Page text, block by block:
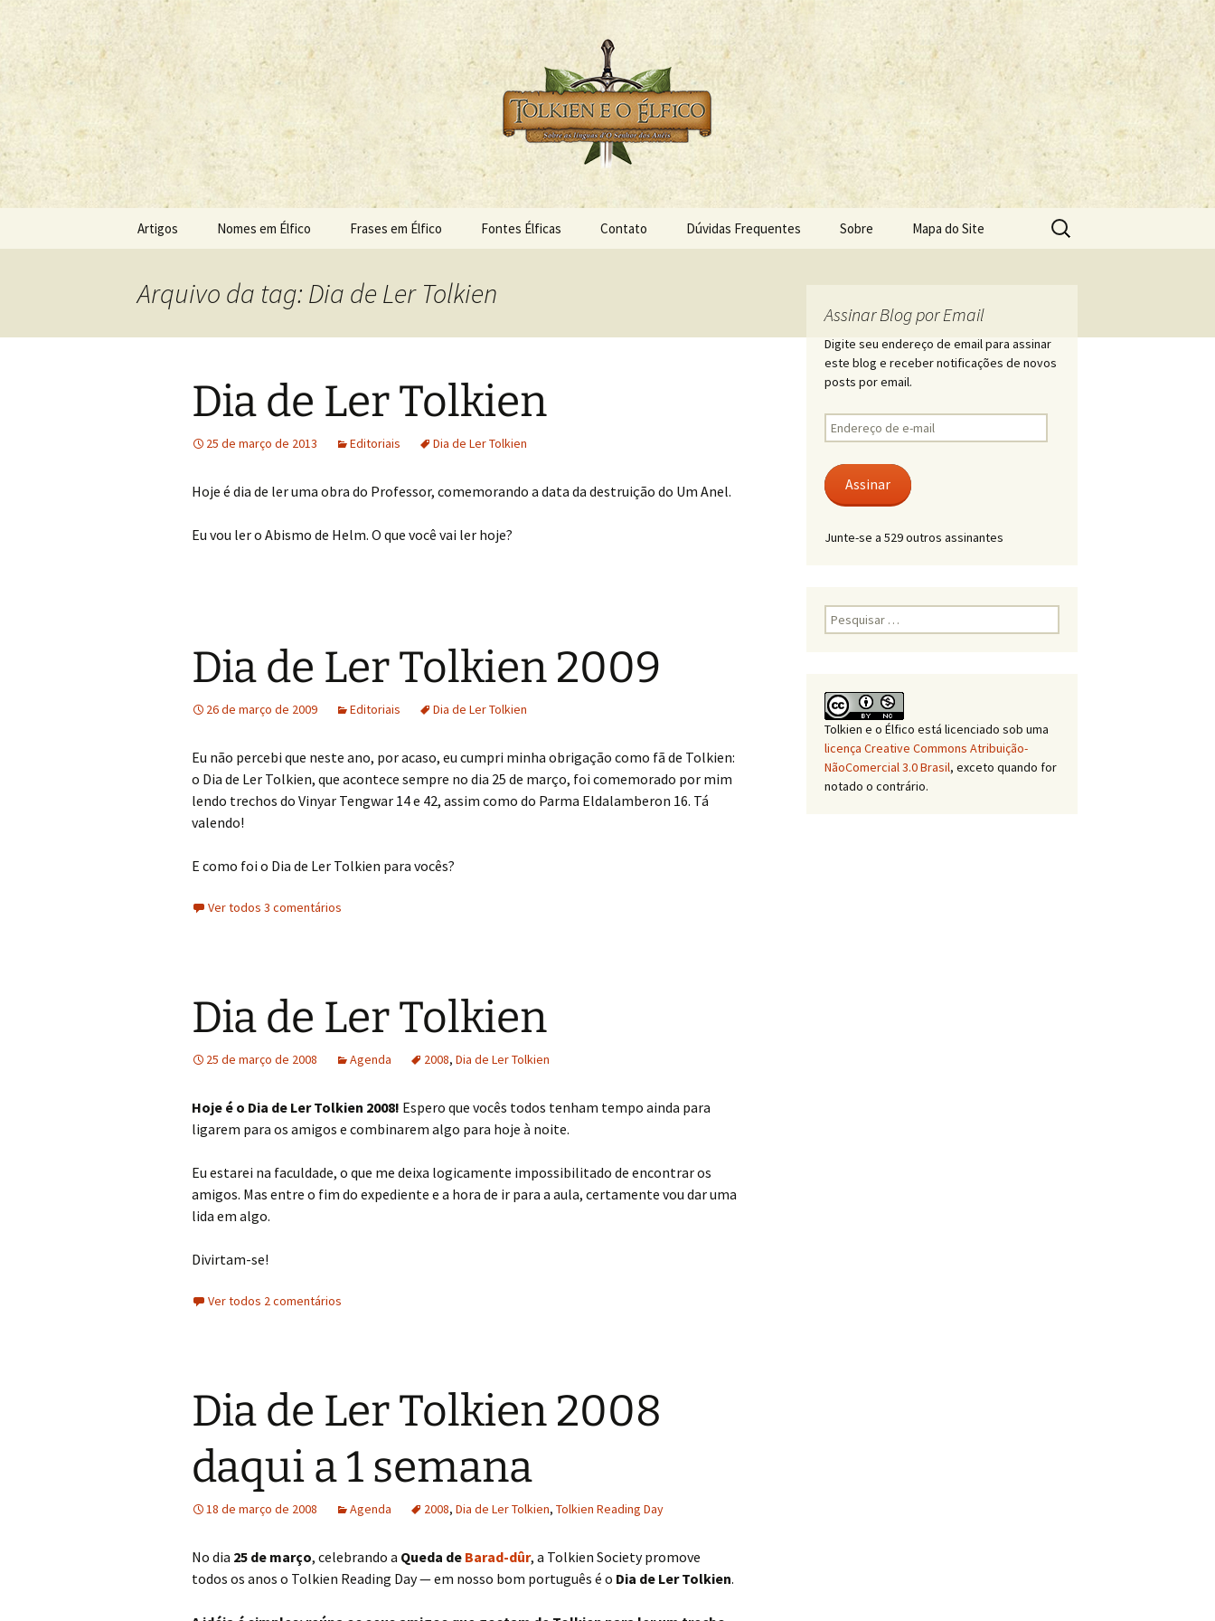
Tolkien e o Élfico
Sobre as línguas d'O Senhor dos Anéis
conteúdo
Artigos Nomes em Élfico Frases em Élfico Fontes Élficas Contato Dúvidas Frequentes Sobre Mapa do Site
Pesquisar
por:
Arquivo da tag: Dia de Ler Tolkien
Dia de Ler Tolkien
25 de março de 2013 Editoriais Dia de Ler Tolkien
Hoje é dia de ler uma obra do Professor, comemorando a data da destruição do Um Anel.
Eu vou ler o Abismo de Helm. O que você vai ler hoje?
Dia de Ler Tolkien 2009
26 de março de 2009 Editoriais Dia de Ler Tolkien
Eu não percebi que neste ano, por acaso, eu cumpri minha obrigação como fã de Tolkien:
o Dia de Ler Tolkien, que acontece sempre no dia 25 de março, foi comemorado por mim
lendo trechos do Vinyar Tengwar 14 e 42, assim como do Parma Eldalamberon 16. Tá
valendo!
E como foi o Dia de Ler Tolkien para vocês?
Ver todos 3 comentários
Dia de Ler Tolkien
25 de março de 2008 Agenda 2008, Dia de Ler Tolkien
Hoje é o Dia de Ler Tolkien 2008! Espero que vocês todos tenham tempo ainda para
ligarem para os amigos e combinarem algo para hoje à noite.
Eu estarei na faculdade, o que me deixa logicamente impossibilitado de encontrar os
amigos. Mas entre o fim do expediente e a hora de ir para a aula, certamente vou dar uma
lida em algo.
Divirtam-se!
Ver todos 2 comentários
Dia de Ler Tolkien 2008
daqui a 1 semana
18 de março de 2008 Agenda 2008, Dia de Ler Tolkien, Tolkien Reading Day
No dia 25 de março, celebrando a Queda de Barad-dûr, a Tolkien Society promove
todos os anos o Tolkien Reading Day — em nosso bom português é o Dia de Ler Tolkien.
Assinar Blog por Email
Digite seu endereço de email para assinar
este blog e receber notificações de novos
posts por email.
Endereço
de
mail Assinar
Junte-se a 529 outros assinantes
Pesquisar
por:
Tolkien e o Élfico está licenciado sob uma
licença Creative Commons Atribuição-
NãoComercial 3.0 Brasil, exceto quando for
notado o contrário.